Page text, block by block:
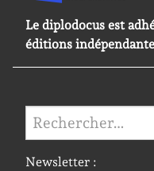
Le diplodocus est
éditions
Rechercher :
Newsletter :